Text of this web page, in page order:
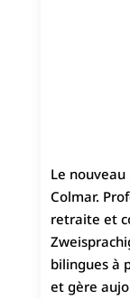
Le
Colmar.
retraite et
bilingues à
et gère